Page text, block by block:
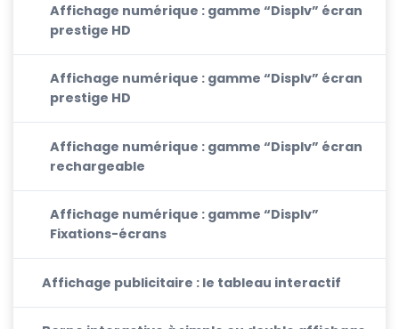
Affichage numérique : gamme “Displv” écran
prestige HD
Affichage numérique : gamme “Displv” écran
prestige HD
Affichage numérique : gamme “Displv” écran
rechargeable
Affichage numérique : gamme “Displv”
Fixations-écrans
Affichage publicitaire : le tableau interactif